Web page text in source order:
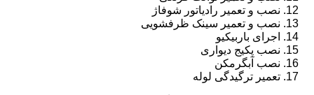
نصب و تعمیر رادیاتور شوفاژ
نصب و تعمیر سینک ظرفشویی
اجرای باربیکیو
نصب پکیج دیواری
نصب آبگرمکن
تعمیر ترگیدگی لوله